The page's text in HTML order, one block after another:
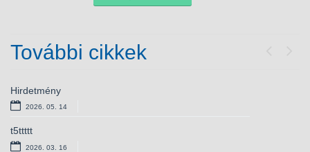
További cikkek
Hirdetmény
2026. 05. 14
t5ttttt
2026. 03. 16
Bursa Hungarica ösztöndíjpályázat
2025. 10. 28
Versenyképes járások – elnyert támogatás
kamerarendszerhez